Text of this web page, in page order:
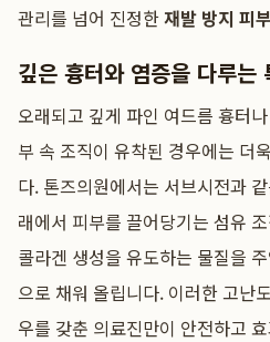
관리를 넘어 진정한재발 방지 피
깊은 흉터와 염증을 다루는
오래되고 깊게 파인 여드름 흉터
부 속 조직이 유착된 경우에는 더
다. 톤즈의원에서는 서브시전과
래에서 피부를 끌어당기는 섬유
콜라겐 생성을 유도하는 물질을
으로 채워 올립니다. 이러한 고난
우를 갖춘 의료진만이 안전하고